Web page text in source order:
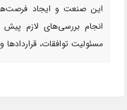
این صنعت و ایجاد
انجام بررسی‌های لازم
مسئولیت توافقات،